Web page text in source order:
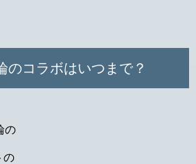
のコラボはいつまで？
の
の